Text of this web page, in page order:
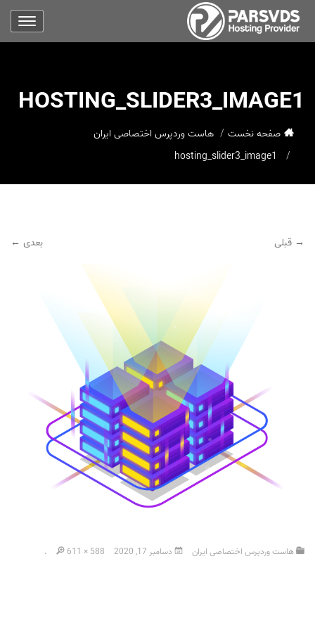
HOSTING_SLIDER3_IMAGE1
صفحه نخست
هاست وردپرس اختصاصی ایران
→ قبلی بعدی ←
هاست وردپرس اختصاصی ایران دسامبر 17, 2020 611 × 588
.